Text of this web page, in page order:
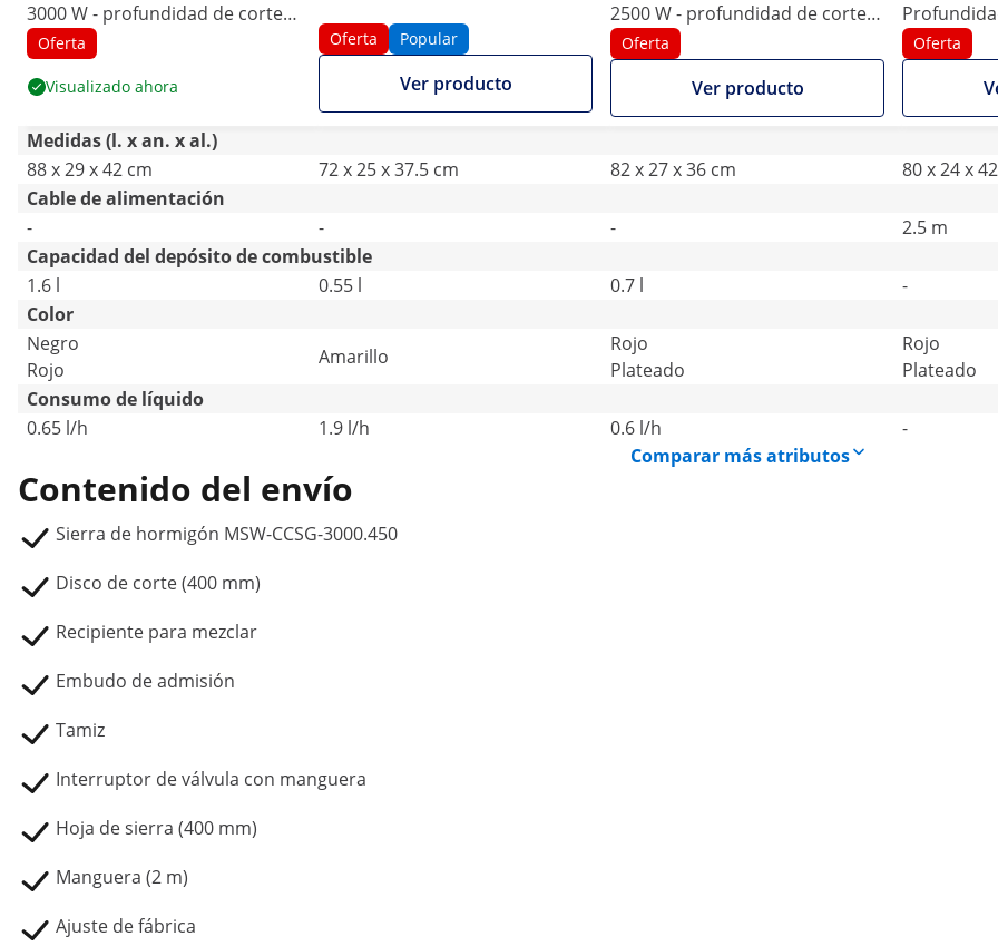
3000 W - profundidad de corte
155 mm
Oferta
Visualizado ahora
Oferta Popular
Ver producto
2500 W - profundidad de corte
120 mm
Oferta
Ver producto
Oferta
Medidas (l. x an. x al.)
88 x 29 x 42 cm
72 x 25 x 37.5 cm 82 x 27 x 36 cm 80 x 24 x
Cable de alimentación
-
- - 2.5 m
Capacidad del depósito de combustible
1.6 l
0.55 l 0.7 l -
Color
Negro
Rojo
Amarillo
Rojo
Plateado
Rojo
Plateado
Consumo de líquido
0.65 l/h
1.9 l/h 0.6 l/h -
Comparar más atributos
Contenido del envío
Sierra de hormigón MSW-CCSG-3000.450
Disco de corte (400 mm)
Recipiente para mezclar
Embudo de admisión
Tamiz
Interruptor de válvula con manguera
Hoja de sierra (400 mm)
Manguera (2 m)
Ajuste de fábrica